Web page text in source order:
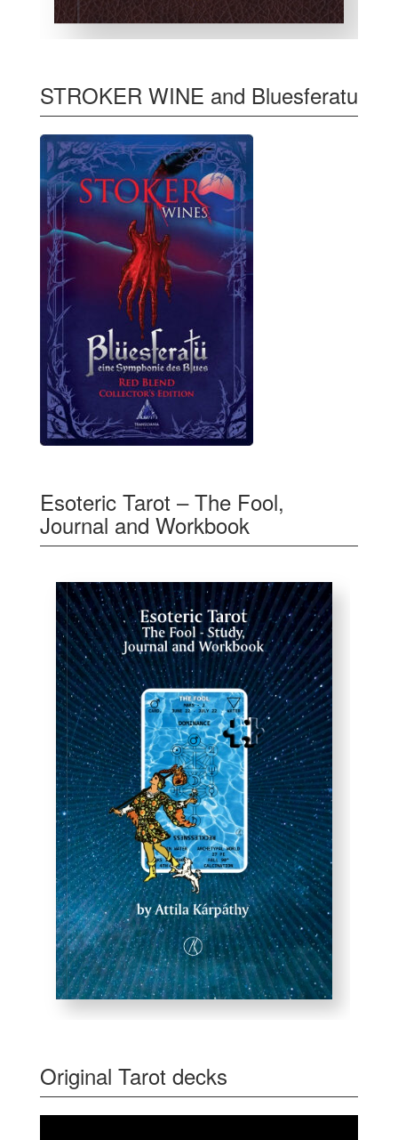
STROKER WINE and Bluesferatu
Esoteric Tarot – The Fool,
Journal and Workbook
Original Tarot decks